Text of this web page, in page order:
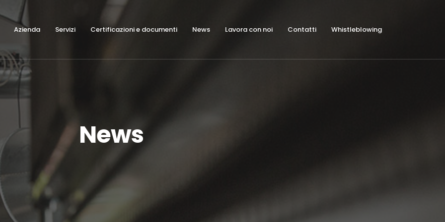
Azienda Servizi Certificazioni e documenti News Lavora con noi Contatti Whistleblowing
News